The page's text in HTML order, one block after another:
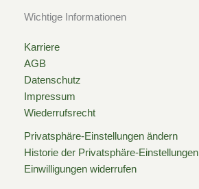
Wichtige Informationen
Karriere
AGB
Datenschutz
Impressum
Wiederrufsrecht
Privatsphäre-Einstellungen ändern
Historie der Privatsphäre-Einstellungen
Einwilligungen widerrufen